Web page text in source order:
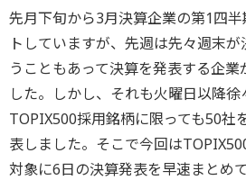
先月下旬から3月決算企業の第1四
トしていますが、先週は先々週末
うこともあって決算を発表する企
した。しかし、それも火曜日以降
TOPIX500採用銘柄に限っても50社
表しました。そこで今回は
対象に6日の決算発表を早速まとめ